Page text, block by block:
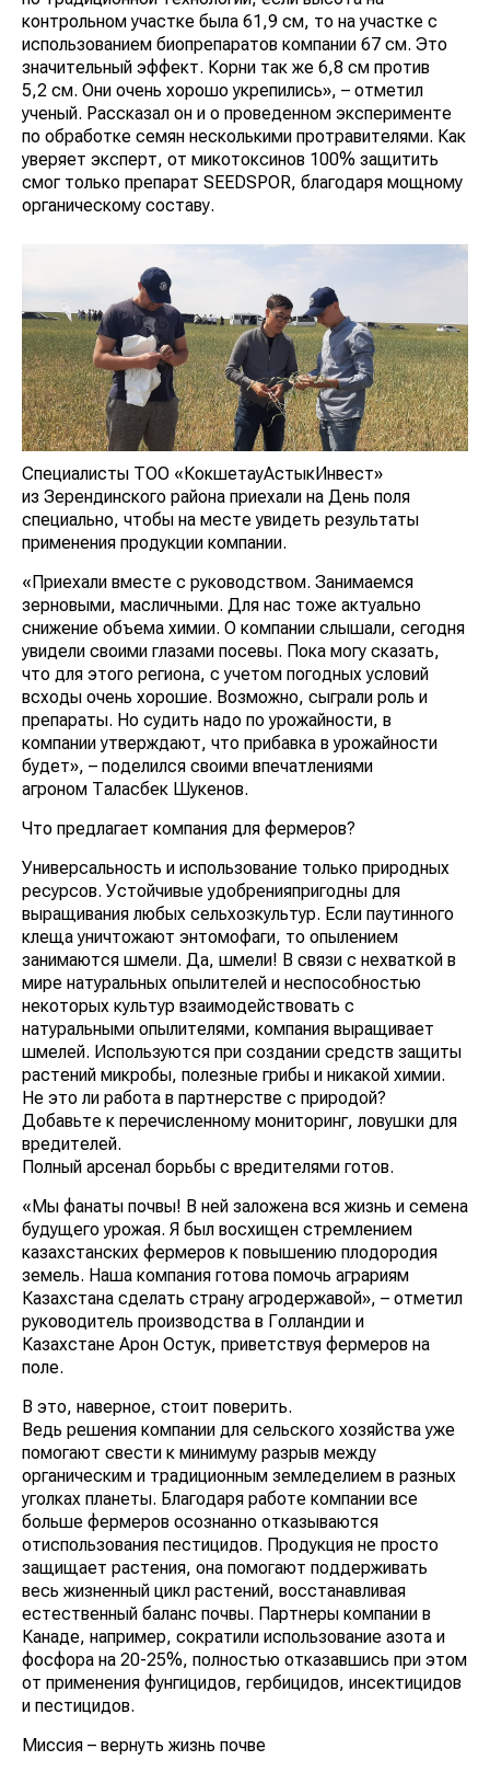
контрольном участке была 61,9 см, то на участке с
использованием биопрепаратов компании 67 см. Это
значительный эффект. Корни так же 6,8 см против
5,2 см. Они очень хорошо укрепились», – отметил
ученый. Рассказал он и о проведенном эксперименте
по обработке семян несколькими протравителями. Как
уверяет эксперт, от микотоксинов 100% защитить
смог только препарат SEEDSPOR, благодаря мощному
органическому составу.
Специалисты ТОО «КокшетауАстыкИнвест»
из Зерендинского района приехали на День поля
специально, чтобы на месте увидеть результаты
применения продукции компании.
«Приехали вместе с руководством. Занимаемся
зерновыми, масличными. Для нас тоже актуально
снижение объема химии. О компании слышали, сегодня
увидели своими глазами посевы. Пока могу сказать,
что для этого региона, с учетом погодных условий
всходы очень хорошие. Возможно, сыграли роль и
препараты. Но судить надо по урожайности, в
компании утверждают, что прибавка в урожайности
будет», – поделился своими впечатлениями
агроном Таласбек Шукенов.
Что предлагает компания для фермеров?
Универсальность и использование только природных
ресурсов. Устойчивые удобренияпригодны для
выращивания любых сельхозкультур. Если паутинного
клеща уничтожают энтомофаги, то опылением
занимаются шмели. Да, шмели! В связи с нехваткой в
мире натуральных опылителей и неспособностью
некоторых культур взаимодействовать с
натуральными опылителями, компания выращивает
шмелей. Используются при создании средств защиты
растений микробы, полезные грибы и никакой химии.
Не это ли работа в партнерстве с природой?
Добавьте к перечисленному мониторинг, ловушки для
вредителей.
Полный арсенал борьбы с вредителями готов.
«Мы фанаты почвы! В ней заложена вся жизнь и семена
будущего урожая. Я был восхищен стремлением
казахстанских фермеров к повышению плодородия
земель. Наша компания готова помочь аграриям
Казахстана сделать страну агродержавой», – отметил
руководитель производства в Голландии и
Казахстане Арон Остук, приветствуя фермеров на
поле.
В это, наверное, стоит поверить.
Ведь решения компании для сельского хозяйства уже
помогают свести к минимуму разрыв между
органическим и традиционным земледелием в разных
уголках планеты. Благодаря работе компании все
больше фермеров осознанно отказываются
отиспользования пестицидов. Продукция не просто
защищает растения, она помогают поддерживать
весь жизненный цикл растений, восстанавливая
естественный баланс почвы. Партнеры компании в
Канаде, например, сократили использование азота и
фосфора на 20-25%, полностью отказавшись при этом
от применения фунгицидов, гербицидов, инсектицидов
и пестицидов.
Миссия – вернуть жизнь почве